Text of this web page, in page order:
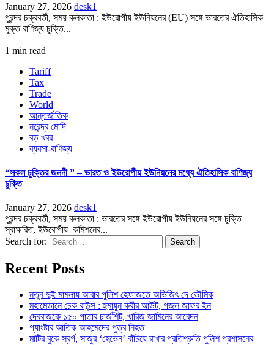
January 27, 2026 desk1
পুরন্দর চক্রবর্তী, সময় কলকাতা : ইউরোপীয় ইউনিয়নের (EU) সঙ্গে ভারতের ঐতিহাসিক
মুক্ত বাণিজ্য চুক্তি...
1 min read
Tariff
Tax
Trade
World
আন্তর্জাতিক
নরেন্দ্র মোদি
বড় খবর
ব্যবসা-বাণিজ্য
“সকল চুক্তির জননী ” – ভারত ও ইউরোপীয় ইউনিয়নের মধ্যে ঐতিহাসিক বাণিজ্য
চুক্তি
January 27, 2026 desk1
পুরন্দর চক্রবর্তী, সময় কলকাতা : ভারতের সঙ্গে ইউরোপীয় ইউনিয়নের সঙ্গে চুক্তি
স্বাক্ষরিত, ইউরোপীয় কমিশনের...
Search for:
Recent Posts
নতুন দুই মামলায় আবার পুলিশ হেফাজতে অভিজিৎ দে ভৌমিক
মহামেডানে চেক বাউন্স : হুমায়ুন কবীর আউট, গজল জাফর ইন
দেবরাজকে ১৫০ পাতার চার্জশিট, খারিজ জামিনের আবেদন
গ্যাংষ্টার আতিক আহমেদের পুত্র নিহত
মাটির বুকে স্বর্গ, সাজুর ‘হেভেন’ বাঁচিয়ে রাখার প্রতিশ্রুতি পুলিশ প্রশাসনের